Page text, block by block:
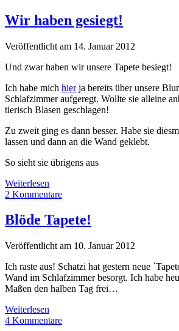
Wir haben gesiegt!
Veröffentlicht am 14. Januar 2012
Und zwar haben wir unsere Tapete besiegt!
Ich habe mich hierja bereits über unsere
Schlafzimmer aufgeregt. Wollte sie alleine
tierisch Blasen geschlagen!
Zu zweit ging es dann besser. Habe sie
lassen und dann an die Wand geklebt.
So sieht sie übrigens aus
Weiterlesen
haben
2 Kommentare
Blöde Tapete!
Veröffentlicht am 10. Januar 2012
Ich raste aus! Schatzi hat gestern neue
Wand im Schlafzimmer besorgt. Ich habe
Maßen den halben Tag frei…
Weiterlesen
Tapete!
4 Kommentare